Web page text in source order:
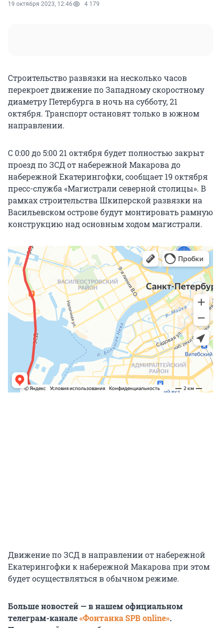
19 октября 2023, 12:46 4 179
Строительство развязки на несколько часов
перекроет движение по Западному скоростному
диаметру Петербурга в ночь на субботу, 21
октября. Транспорт остановят только в южном
направлении.
С 0:00 до 5:00 21 октября будет полностью закрыт
проезд по ЗCД от набережной Макарова до
набережной Екатерингофки, сообщает 19 октября
пресс-служба «Магистрали северной столицы». В
рамках строительства Шкиперской развязки на
Васильевском острове будут монтировать рамную
конструкцию над основным ходом магистрали.
Движение по ЗСД в направлении от набережной
Екатерингофки к набережной Макарова при этом
будет осуществляться в обычном режиме.
Больше новостей — в нашем официальном
телеграм-канале«Фонтанка SPB online».